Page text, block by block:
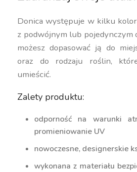
Donica występuje w kilku
z podwójnym lub pojedynczym
możesz dopasować ją do
oraz do rodzaju roślin,
umieścić.
Zalety produktu:
odporność na warunki
promieniowanie UV
nowoczesne, designerskie
wykonana z materiału